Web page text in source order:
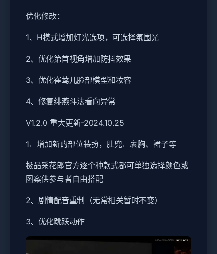
优化修改：
1、H模式增加灯光选项，可选择氛围光
2、优化第首视角增加防抖效果
3、优化崔莺儿脸部模型和妆容
4、修复绯燕斗法看向异常
V1.2.0 重大更新-2024.10.25
1、增加新的部位装扮，肚兜、裹胸、裙子等
极品采花郎官方逐个种款式都可单独选择颜色或
图案供参与者自由搭配
2、剧情配音重制（无常相关暂时不变）
3、优化跳跃动作